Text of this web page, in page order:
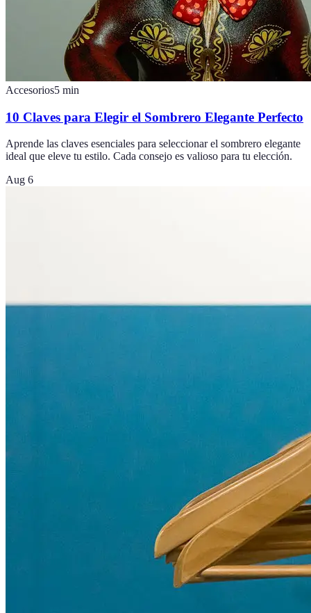
Accesorios5 min
10 Claves para Elegir el Sombrero Elegante Perfecto
Aprende las claves esenciales para seleccionar el sombrero elegante
ideal que eleve tu estilo. Cada consejo es valioso para tu elección.
Aug 6